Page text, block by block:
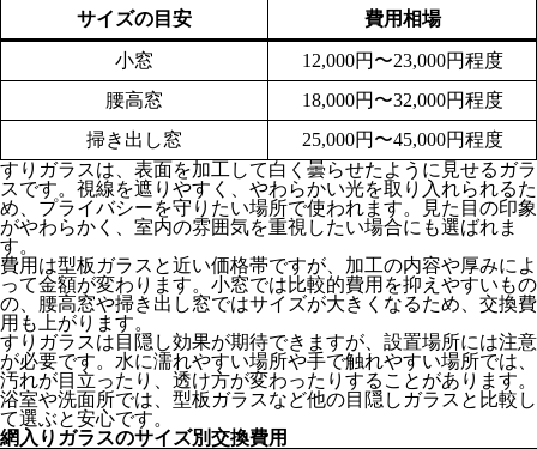
サイズの目安
費用相場
小窓
12,000円〜23,000円程度
腰高窓
18,000円〜32,000円程度
掃き出し窓
25,000円〜45,000円程度
すりガラスは、表面を加工して白く曇らせたように見せるガラ
スです。視線を遮りやすく、やわらかい光を取り入れられるた
め、プライバシーを守りたい場所で使われます。見た目の印象
がやわらかく、室内の雰囲気を重視したい場合にも選ばれま
す。
費用は型板ガラスと近い価格帯ですが、加工の内容や厚みによ
って金額が変わります。小窓では比較的費用を抑えやすいもの
の、腰高窓や掃き出し窓ではサイズが大きくなるため、交換費
用も上がります。
すりガラスは目隠し効果が期待できますが、設置場所には注意
が必要です。水に濡れやすい場所や手で触れやすい場所では、
汚れが目立ったり、透け方が変わったりすることがあります。
浴室や洗面所では、型板ガラスなど他の目隠しガラスと比較し
て選ぶと安心です。
網入りガラスのサイズ別交換費用